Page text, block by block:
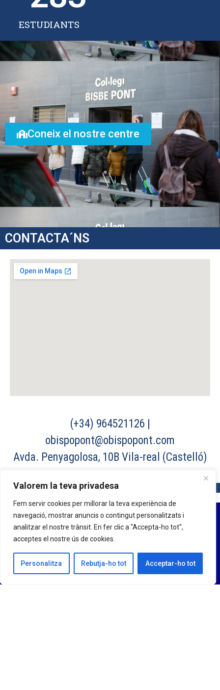
Valorem la teva privadesa
Fem servir cookies per millorar la teva experiència de
navegació, mostrar anuncis o contingut personalitzats i
analitzar el nostre trànsit. En fer clic a "Accepta-ho tot",
acceptes el nostre ús de cookies.
Personalitza Rebutja-ho tot Acceptar-ho tot
ESTUDIANTS
Coneix el nostre centre
CONTACTA´NS
(+34) 964521126 |
obispopont@obispopont.com
Avda. Penyagolosa, 10B Vila-real (Castelló)